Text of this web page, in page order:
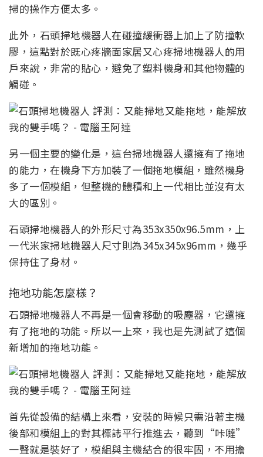
掃的操作方便太多。
此外，石頭掃地機器人在碰撞緩衝器上加上了防撞軟
膠，這點對於既心疼牆面家居又心疼掃地機器人的用
戶來說，非常的貼心，避免了塑料機身和其他物體的
觸碰。
另一個主要的變化是，這台掃地機器人還擁有了拖地
的能力，在機身下方加裝了一個拖地模組，雖然機身
多了一個模組，但整機的體積和上一代相比並沒有太
大的區別。
石頭掃地機器人的外形尺寸為353x350x96.5mm，上
一代米家掃地機器人尺寸則為345x345x96mm，幾乎
保持住了身材。
拖地功能怎麼樣？
石頭掃地機器人不再是一個會移動的吸塵器，它還擁
有了拖地的功能。所以一上來，我也是先測試了這個
新增加的拖地功能。
首先從設備的結構上來看，安裝的時候只需沿著主機
後部和模組上的對其標誌平行推進去，聽到“咔噠”
一聲就是裝好了，模組與主機結合的很牢固，不用擔